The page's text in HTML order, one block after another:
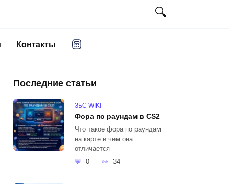
Контакты
Последние статьи
ЗБС WIKI
Фора по раундам в CS2
Что такое фора по раундам
на карте и чем она
отличается
0
34